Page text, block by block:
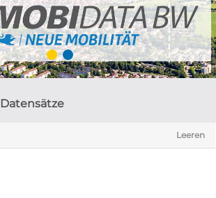
Datensätze
Leeren